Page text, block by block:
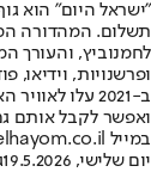
"ישראל היום" הוא
ופרשנויות, וידיאו,
ב-2021 עלו
ואפשר לקבל אותם
במייל hayom@israelhayom.co.il.
יום שלישי, 19.5.2026